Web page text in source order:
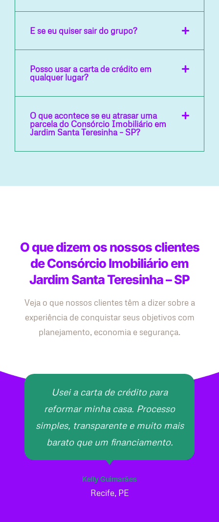
E se eu quiser sair do grupo?
Posso usar a carta de crédito em
qualquer lugar?
O que acontece se eu atrasar uma
parcela do Consórcio Imobiliário em
Jardim Santa Teresinha – SP?
O que dizem os nossos clientes
de Consórcio Imobiliário em
Jardim Santa Teresinha – SP
Veja o que nossos clientes têm a dizer sobre a
experiência de conquistar seus objetivos com
planejamento, economia e segurança.
Usei a carta de crédito para
reformar minha casa. Processo
simples, transparente e muito mais
barato que um financiamento.
Kelly Guimarães
Recife, PE